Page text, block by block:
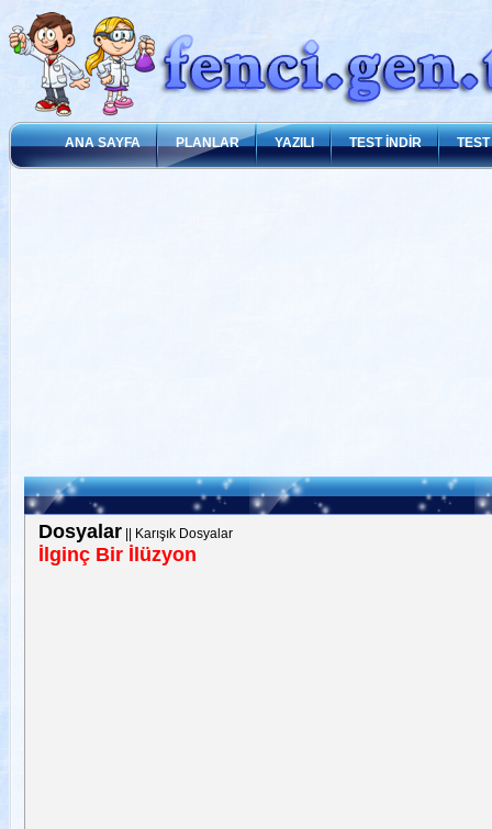
ANA SAYFA PLANLAR YAZILI TEST İNDİR
Dosyalar|| Karışık Dosyalar
İlginç Bir İlüzyon